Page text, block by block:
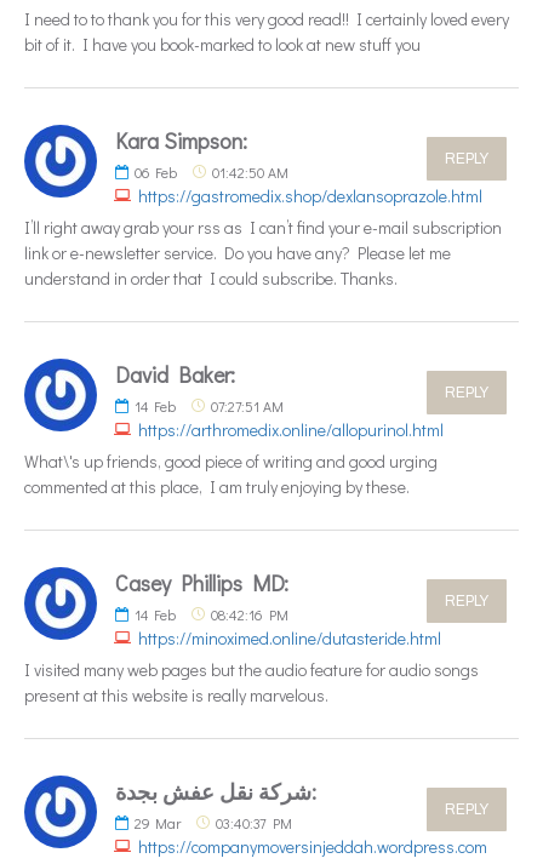
I need to to thank you for this very good read!! I certainly loved every
bit of it. I have you book-marked to look at new stuff you
Kara Simpson:
06 Feb 01:42:50 AM
https://gastromedix.shop/dexlansoprazole.html
REPLY
I’ll right away grab your rss as I can’t find your e-mail subscription
link or e-newsletter service. Do you have any? Please let me
understand in order that I could subscribe. Thanks.
David Baker:
14 Feb 07:27:51 AM
https://arthromedix.online/allopurinol.html
REPLY
What\'s up friends, good piece of writing and good urging
commented at this place, I am truly enjoying by these.
Casey Phillips MD:
14 Feb 08:42:16 PM
https://minoximed.online/dutasteride.html
REPLY
I visited many web pages but the audio feature for audio songs
present at this website is really marvelous.
شركة نقل عفش بجدة:
29 Mar 03:40:37 PM
https://companymoversinjeddah.wordpress.com
REPLY